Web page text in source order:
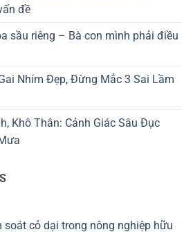
đề
sầu riêng – Bà con mình phải điều
Nhím Đẹp, Đừng Mắc 3 Sai Lầm
Khô Thân: Cảnh Giác Sâu Đục
soát cỏ dại trong nông nghiệp hữu